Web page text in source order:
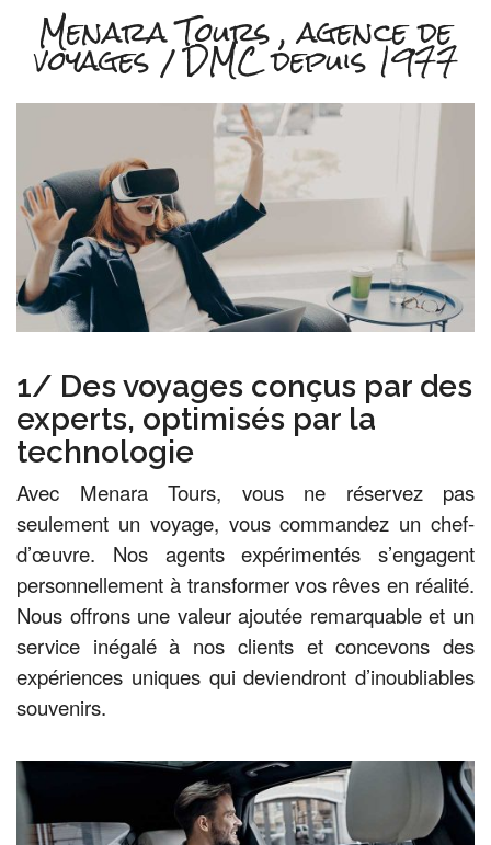
Menara Tours , agence de
voyages / DMC depuis 1977
1/ Des voyages conçus par des
experts, optimisés par la
technologie
Avec Menara Tours, vous ne réservez pas
seulement un voyage, vous commandez un chef-
d’œuvre. Nos agents expérimentés s’engagent
personnellement à transformer vos rêves en réalité.
Nous offrons une valeur ajoutée remarquable et un
service inégalé à nos clients et concevons des
expériences uniques qui deviendront d’inoubliables
souvenirs.